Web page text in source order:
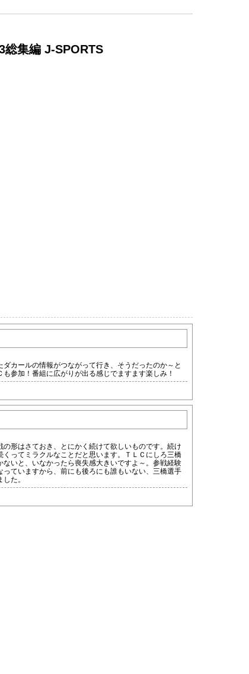
総集編 J-SPORTS
カールの情報がつながって行き、そうだったのか～と
参加！番組に広がりが出る感じでますます楽しみ！
形はさておき、とにかく続けて欲しいものです。続け
ってミラクルなことだと思います。ＴＬＣにしろ三橋
いと、いなかったら喪失感大きいですよ～。参戦経験
ていますから、前にも後ろにも誰もいない、三橋選手
た。